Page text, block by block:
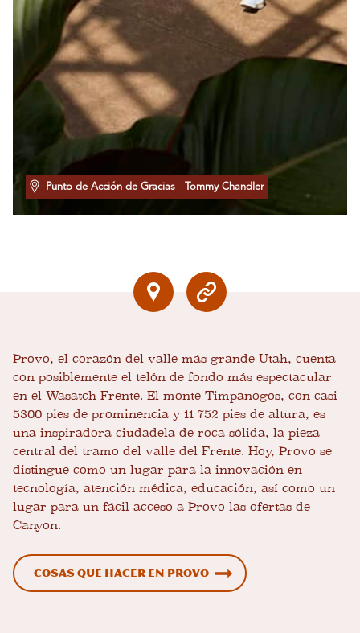
Punto de Acción de Gracias Tommy Chandler
Provo, el corazón del valle más grande Utah, cuenta
con posiblemente el telón de fondo más espectacular
en el Wasatch Frente. El monte Timpanogos, con casi
5300 pies de prominencia y 11 752 pies de altura, es
una inspiradora ciudadela de roca sólida, la pieza
central del tramo del valle del Frente. Hoy, Provo se
distingue como un lugar para la innovación en
tecnología, atención médica, educación, así como un
lugar para un fácil acceso a Provo las ofertas de
Canyon.
Cosas que hacer en Provo